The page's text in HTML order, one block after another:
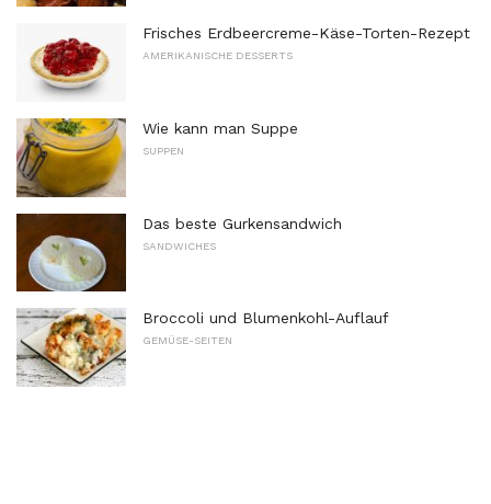
Frisches Erdbeercreme-Käse-Torten-Rezept
AMERIKANISCHE DESSERTS
Wie kann man Suppe
SUPPEN
Das beste Gurkensandwich
SANDWICHES
Broccoli und Blumenkohl-Auflauf
GEMÜSE-SEITEN